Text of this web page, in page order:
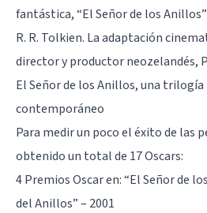
fantástica,“El Señor de los Anillos”
R. R. Tolkien. La adaptación
director y productor neozelandés,
El Señor de los Anillos, una
contemporáneo
Para medir un poco el éxito de las
obtenido un total de 17 Oscars:
4 Premios Oscar en: “El Señor de
del Anillos” – 2001